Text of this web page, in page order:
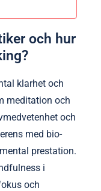
och hur
klarhet och
meditation och
och
med bio-
prestation.
i
och